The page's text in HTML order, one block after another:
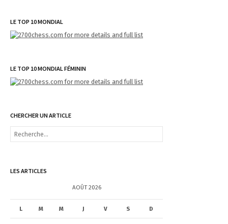
LE TOP 10 MONDIAL
LE TOP 10 MONDIAL FÉMININ
CHERCHER UN ARTICLE
R
r
e
LES ARTICLES
AOÛT 2026
L M M J V S D